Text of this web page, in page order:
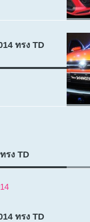
ทรง TD
รง TD
ทรง TD